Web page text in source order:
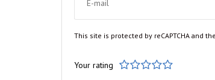
This site is protected by reCAPTCHA and
Your rating
1 2 3 4 5